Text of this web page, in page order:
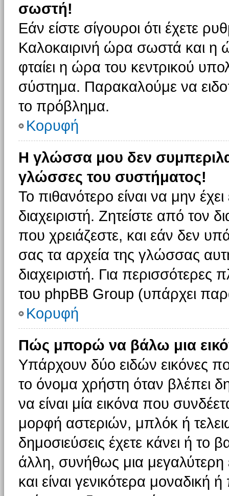
σωστή!
Εάν είστε σίγουροι ότι έχετε
Καλοκαιρινή ώρα σωστά και η
φταίει η ώρα του κεντρικού
σύστημα. Παρακαλούμε να
το πρόβλημα.
Κορυφή
Η γλώσσα μου δεν
γλώσσες του συστήματος!
Το πιθανότερο είναι να μην
διαχειριστή. Ζητείστε από τον
που χρειάζεστε, και εάν δεν
σας τα αρχεία της γλώσσας
διαχειριστή. Για περισσότερες
του phpBB Group (υπάρχει
Κορυφή
Πώς μπορώ να βάλω μια
Υπάρχουν δύο ειδών εικόνες
το όνομα χρήστη όταν βλέπει
να είναι μία εικόνα που
μορφή αστεριών, μπλόκ ή
δημοσιεύσεις έχετε κάνει ή
άλλη, συνήθως μια
και είναι γενικότερα